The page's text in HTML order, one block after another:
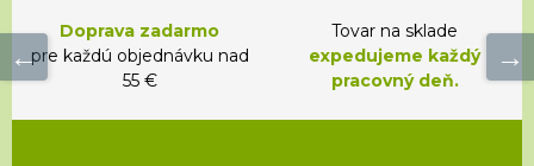
Doprava zadarmo
pre každú objednávku nad
55 €
Tovar na sklade
expedujeme každý
pracovný deň.